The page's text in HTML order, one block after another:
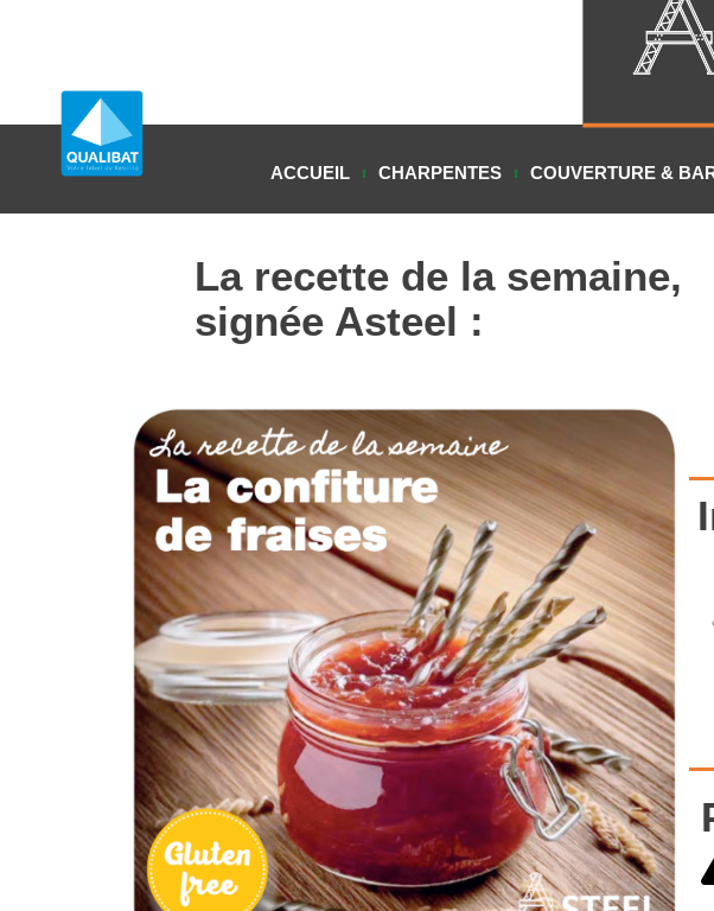
ACCUEIL CHARPENTES COUVERTURE &
La recette de la semaine,
signée Asteel :